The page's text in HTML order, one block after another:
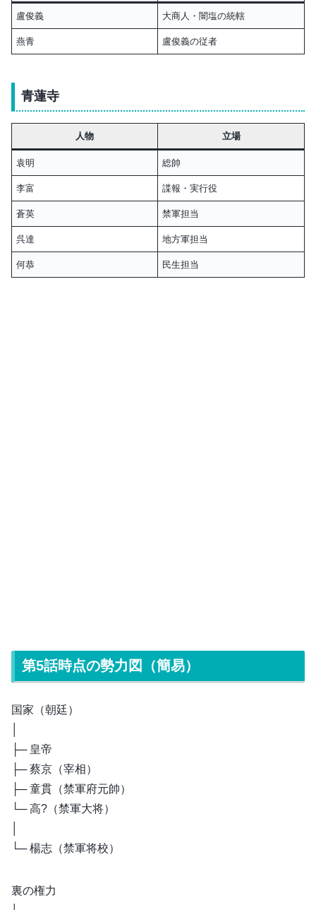
盧俊義 大商人・闇塩の統轄
燕青 盧俊義の従者
青蓮寺
人物 立場
袁明 総帥
李富 諜報・実行役
蒼英 禁軍担当
呉達 地方軍担当
何恭 民生担当
第5話時点の勢力図（簡易）
国家（朝廷）
├─ 皇帝
├─ 蔡京（宰相）
├─ 童貫（禁軍府元帥）
└─ 高?（禁軍大将）
└─ 楊志（禁軍将校）
裏の権力